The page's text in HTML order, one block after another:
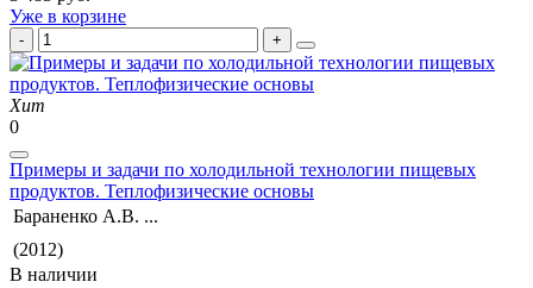
Уже в корзине
Хит
0
Примеры и задачи по холодильной технологии пищевых
продуктов. Теплофизические основы
Бараненко А.В. ...
(2012)
В наличии